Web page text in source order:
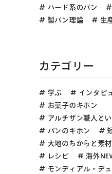
ハード系のパン
製パン理論
生
カテゴリー
学ぶ
インタビ
お菓子のキホン
アルチザン職人と
パンのキホン
大地のちからと素
レシピ
海外
モンディアル・デ